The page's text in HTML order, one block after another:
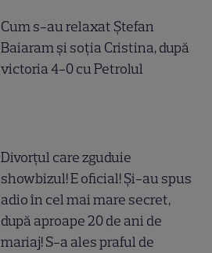
Cum s-au relaxat Ștefan
Baiaram și soția Cristina, după
victoria 4-0 cu Petrolul
Divorțul care zguduie
showbizul! E oficial! Și-au spus
adio în cel mai mare secret,
după aproape 20 de ani de
mariaj! S-a ales praful de